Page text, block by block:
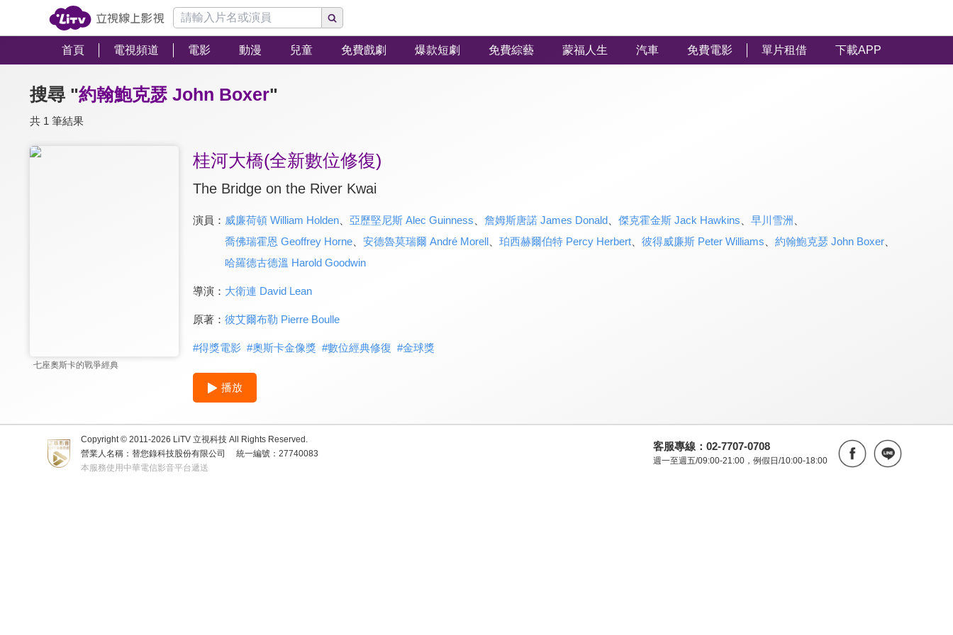
首頁 電視頻道 電影 動漫 兒童 免費戲劇 爆款短劇 免費綜藝 蒙福人生 汽車 免費電影 單片租借 下載APP
搜尋 "約翰鮑克瑟 John Boxer"
共 1 筆結果
七座奧斯卡的戰爭經典
桂河大橋(全新數位修復)
The Bridge on the River Kwai
演員： 威廉荷頓 William Holden、 亞歷堅尼斯 Alec Guinness 詹姆斯唐諾 James Donald、 傑克霍金斯 Jack Hawkins 早川雪洲
喬佛瑞霍恩 Geoffrey Horne、 安德魯莫瑞爾 André Morell、 珀西赫爾伯特 Percy Herbert、 彼得威廉斯 Peter Williams 約翰鮑克瑟 John Boxer、
哈羅德古德溫 Harold Goodwin
導演： 大衛連 David Lean
原著： 彼艾爾布勒 Pierre Boulle
#得獎電影 #奧斯卡金像獎 #數位經典修復 #金球獎
播放
Copyright © 2011-2026 LiTV 立視科技 All Rights Reserved.
營業人名稱：替您錄科技股份有限公司
統一編號：27740083
本服務使用中華電信影音平台遞送
客服專線：02-7707-0708
週一至週五/09:00-21:00，例假日/10:00-18:00